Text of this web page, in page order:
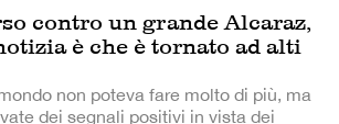
contro un grande Alcaraz,
è che è tornato ad alti
non poteva fare molto di più, ma
dei segnali positivi in vista dei